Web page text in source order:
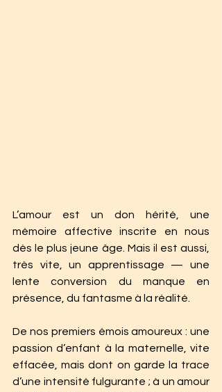
L’amour est un don hérité, une
mémoire affective inscrite en nous
dès le plus jeune âge. Mais il est aussi,
très vite, un apprentissage — une
lente conversion du manque en
présence, du fantasme à la réalité.
De nos premiers émois amoureux : une
passion d’enfant à la maternelle, vite
effacée, mais dont on garde la trace
d’une intensité fulgurante ; à un amour